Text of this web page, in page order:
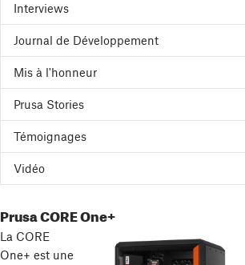
Interviews
Journal de Développement
Mis à l'honneur
Prusa Stories
Témoignages
Vidéo
Prusa CORE One+
La CORE
One+ est une